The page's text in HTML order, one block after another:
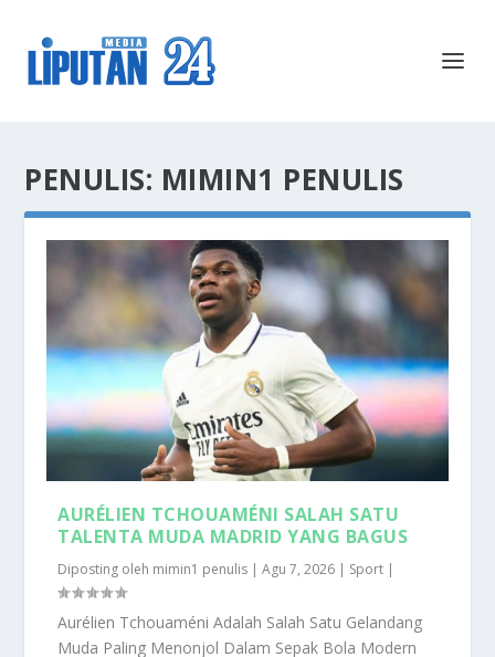
PENULIS: MIMIN1 PENULIS
AURÉLIEN TCHOUAMÉNI SALAH SATU
TALENTA MUDA MADRID YANG BAGUS
Diposting oleh mimin1 penulis |Agu 7, 2026 | Sport |
Aurélien Tchouaméni Adalah Salah Satu Gelandang
Muda Paling Menonjol Dalam Sepak Bola Modern